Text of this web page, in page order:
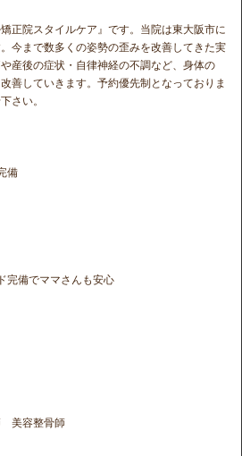
正院スタイルケア』です。当院は東大阪市に
今まで数多くの姿勢の歪みを改善してきた実
産後の症状・自律神経の不調など、身体の
善していきます。予約優先制となっておりま
さい。
備
完備でママさんも安心
美容整骨師